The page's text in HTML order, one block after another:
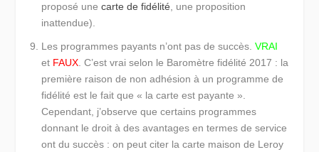
proposé unecarte de fidélité, une proposition
inattendue).
Les programmes payants n’ont pas de succès.VRAI
et FAUX. C’est vrai selon le Baromètre fidélité 2017 : la
première raison de non adhésion à un programme de
fidélité est le fait que « la carte est payante ».
Cependant, j’observe que certains programmes
donnant le droit à des avantages en termes de service
ont du succès : on peut citer la carte maison de Leroy